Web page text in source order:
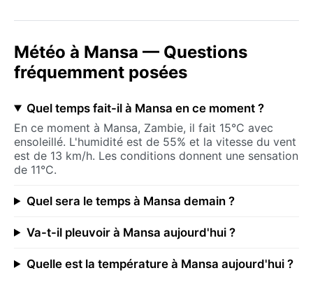
Météo à Mansa — Questions
fréquemment posées
Quel temps fait-il à Mansa en ce moment ?
En ce moment à Mansa, Zambie, il fait 15°C avec
ensoleillé. L'humidité est de 55% et la vitesse du vent
est de 13 km/h. Les conditions donnent une sensation
de 11°C.
Quel sera le temps à Mansa demain ?
Va-t-il pleuvoir à Mansa aujourd'hui ?
Quelle est la température à Mansa aujourd'hui ?